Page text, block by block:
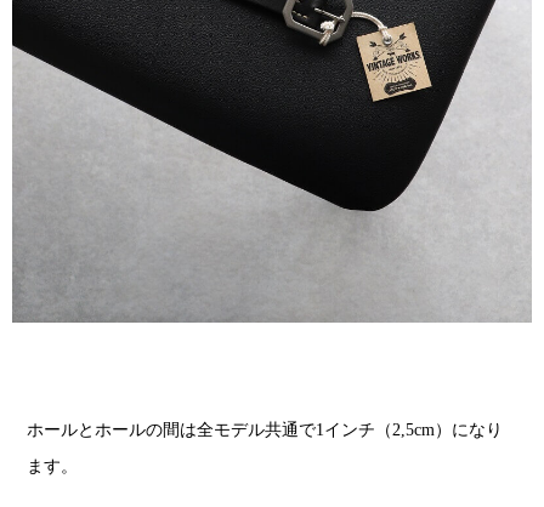
ホールとホールの間は全モデル共通で1インチ（2,5cm）になり
ます。